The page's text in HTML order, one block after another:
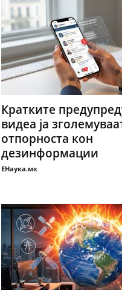
Кратките
видеа ја
отпорноста кон
дезинформации
ЕНаука.мк